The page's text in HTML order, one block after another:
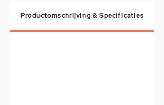
Productomschrijving & Specificaties